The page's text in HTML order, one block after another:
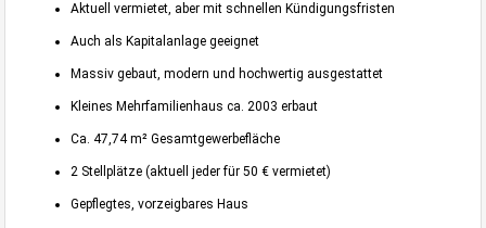
Aktuell vermietet, aber mit schnellen Kündigungsfristen
Auch als Kapitalanlage geeignet
Massiv gebaut, modern und hochwertig ausgestattet
Kleines Mehrfamilienhaus ca. 2003 erbaut
Ca. 47,74 m² Gesamtgewerbefläche
2 Stellplätze (aktuell jeder für 50 € vermietet)
Gepflegtes, vorzeigbares Haus